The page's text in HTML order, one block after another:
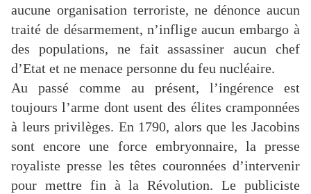
aucune organisation terroriste, ne dénonce aucun
traité de désarmement, n’inflige aucun embargo à
des populations, ne fait assassiner aucun chef
d’Etat et ne menace personne du feu nucléaire.
Au passé comme au présent, l’ingérence est
toujours l’arme dont usent des élites cramponnées
à leurs privilèges. En 1790, alors que les Jacobins
sont encore une force embryonnaire, la presse
royaliste presse les têtes couronnées d’intervenir
pour mettre fin à la Révolution. Le publiciste